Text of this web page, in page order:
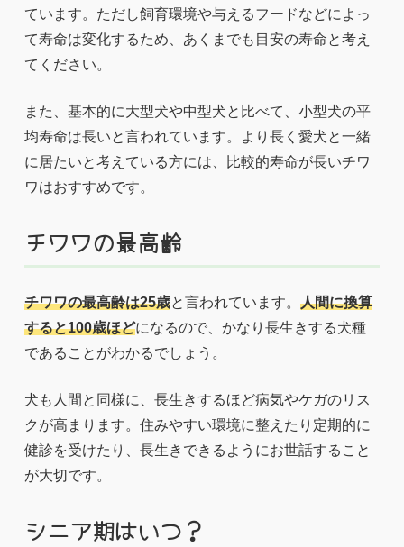
ています。ただし飼育環境や与えるフードなどによっ
て寿命は変化するため、あくまでも目安の寿命と考え
てください。
また、基本的に大型犬や中型犬と比べて、小型犬の平
均寿命は長いと言われています。より長く愛犬と一緒
に居たいと考えている方には、比較的寿命が長いチワ
ワはおすすめです。
チワワの最高齢
チワワの最高齢は25歳と言われています。 人間に換算
すると100歳ほどになるので、かなり長生きする犬種
であることがわかるでしょう。
犬も人間と同様に、長生きするほど病気やケガのリス
クが高まります。住みやすい環境に整えたり定期的に
健診を受けたり、長生きできるようにお世話すること
が大切です。
シニア期はいつ？